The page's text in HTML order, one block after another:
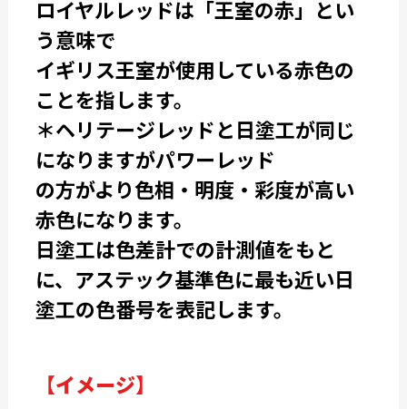
ロイヤルレッドは「王室の赤」とい
う意味で
イギリス王室が使用している赤色の
ことを指します。
＊ヘリテージレッドと日塗工が同じ
になりますがパワーレッド
の方がより色相・明度・彩度が高い
赤色になります。
日塗工は色差計での計測値をもと
に、アステック基準色に最も近い日
塗工の色番号を表記します。
【イメージ】